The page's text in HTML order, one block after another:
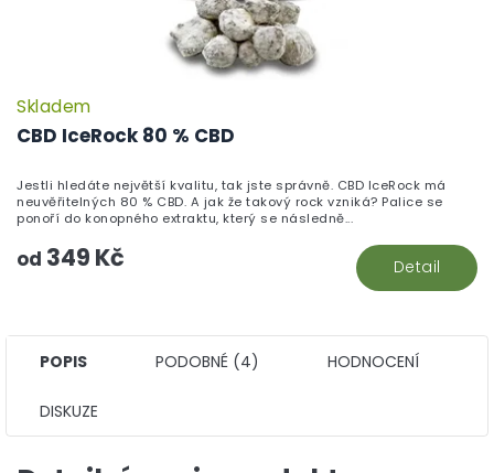
CBD IceRock 80 % CBD
Skladem
od 349 Kč Detail
Jestli hledáte největší kvalitu, tak jste správně. CBD IceRock má
neuvěřitelných 80 % CBD. A jak že takový rock vzniká? Palice se
ponoří do konopného extraktu, který se následně...
POPIS PODOBNÉ (4) HODNOCENÍ
DISKUZE